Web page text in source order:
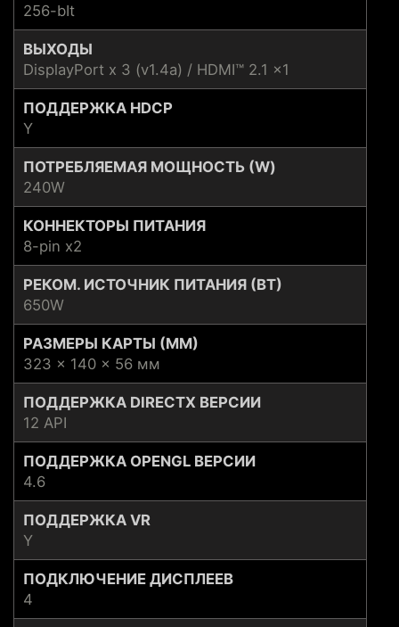
256-bIt
ВЫХОДЫ
DisplayPort x 3 (v1.4a) / HDMI™ 2.1 x1
ПОДДЕРЖКА HDCP
Y
ПОТРЕБЛЯЕМАЯ МОЩНОСТЬ (W)
240W
КОННЕКТОРЫ ПИТАНИЯ
8-pin x2
РЕКОМ. ИСТОЧНИК ПИТАНИЯ (ВТ)
650W
РАЗМЕРЫ КАРТЫ (ММ)
323 x 140 x 56 мм
ПОДДЕРЖКА DIRECTX ВЕРСИИ
12 API
ПОДДЕРЖКА OPENGL ВЕРСИИ
4.6
ПОДДЕРЖКА VR
Y
ПОДКЛЮЧЕНИЕ ДИСПЛЕЕВ
4